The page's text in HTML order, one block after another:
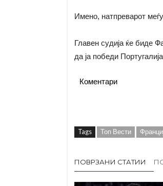
Имено, натпреварот
Главен судија ќе биде
да ја победи
Коментари
Tags Топ Вести
ПОВРЗАНИ СТАТИИ